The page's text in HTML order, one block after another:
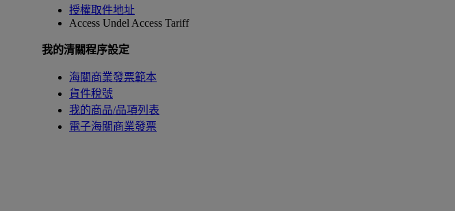
授權取件地址
Access Undel Access Tariff
我的清關程序設定
海關商業發票範本
貨件稅號
我的商品/品項列表
電子海關商業發票